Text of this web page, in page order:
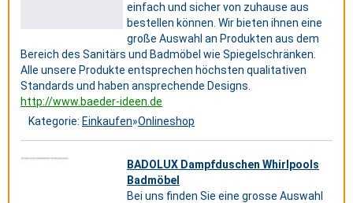
einfach und sicher von zuhause aus
bestellen können. Wir bieten ihnen eine
große Auswahl an Produkten aus dem
Bereich des Sanitärs und Badmöbel wie Spiegelschränken.
Alle unsere Produkte entsprechen höchsten qualitativen
Standards und haben ansprechende Designs.
http://www.baeder-ideen.de
Kategorie: Einkaufen»Onlineshop
BADOLUX Dampfduschen Whirlpools
Badmöbel
Bei uns finden Sie eine grosse Auswahl